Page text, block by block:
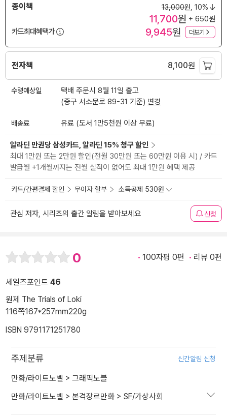
종이책 13,000원, 10%
11,700원 + 650원
카드최대혜택가
9,945원 더보기
전자책 8,100원
수령예상일
택배 주문시 8월 11일 출고
(중구 서소문로 89-31 기준) 변경
배송료 유료 (도서 1만5천원 이상 무료)
알라딘 만권당 삼성카드, 알라딘 15% 청구 할인
최대 1만원 또는 2만원 할인(전월 30만원 또는 60만원 이용 시) / 카드
발급월 +1개월까지는 전월 실적이 없어도 최대 1만원 혜택 제공
카드/간편결제 할인 무이자 할부 소득공제 530원
관심 저자, 시리즈의 출간 알림을 받아보세요 신청
0 100자평 0편 리뷰 0편
세일즈포인트 46
원제 The Trials of Loki
116쪽167*257mm220g
ISBN 9791171251780
주제분류 신간알림 신청
만화/라이트노벨 > 그래픽노블
만화/라이트노벨 > 본격장르만화 > SF/가상사회